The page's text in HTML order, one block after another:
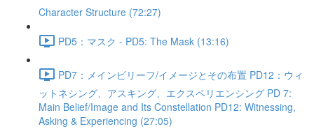
Character Structure (72:27)
PD5：マスク - PD5: The Mask (13:16)
PD7：メインビリーフ/イメージとその布置 PD12：ウィ
ットネシング、アスキング、エクスペリエンシング PD 7:
Main Belief/Image and Its Constellation PD12: Witnessing,
Asking & Experiencing (27:05)